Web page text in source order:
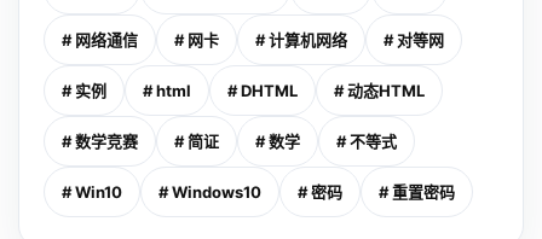
# 网络通信 # 网卡 # 计算机网络 # 对等网
# 实例 # html # DHTML # 动态HTML
# 数学竞赛 # 简证 # 数学 # 不等式
# Win10 # Windows10 # 密码 # 重置密码